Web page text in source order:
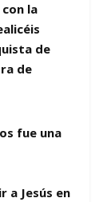
con la
de
de
fue una
Jesús en